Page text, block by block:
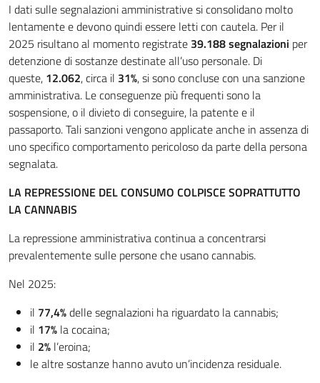
I dati sulle segnalazioni amministrative si consolidano molto
lentamente e devono quindi essere letti con cautela. Per il
2025 risultano al momento registrate 39.188 segnalazioni per
detenzione di sostanze destinate all’uso personale. Di
queste, 12.062, circa il 31%, si sono concluse con una sanzione
amministrativa. Le conseguenze più frequenti sono la
sospensione, o il divieto di conseguire, la patente e il
passaporto. Tali sanzioni vengono applicate anche in assenza di
uno specifico comportamento pericoloso da parte della persona
segnalata.
LA REPRESSIONE DEL CONSUMO COLPISCE SOPRATTUTTO
LA CANNABIS
La repressione amministrativa continua a concentrarsi
prevalentemente sulle persone che usano cannabis.
Nel 2025:
il 77,4%delle segnalazioni ha riguardato la cannabis;
il 17% la cocaina;
il 2% l’eroina;
le altre sostanze hanno avuto un’incidenza residuale.